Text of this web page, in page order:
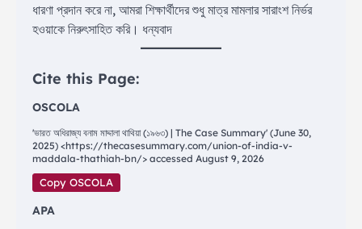
ধারণা প্রদান করে না, আমরা শিক্ষার্থীদের শুধু মাত্র মামলার সারাংশ নির্ভর
হওয়াকে নিরুৎসাহিত করি। ধন্যবাদ
Cite this Page:
OSCOLA
'ভারত অধিরাজ্য বনাম মাদ্দালা থাথিয়া (১৯৬৩) | The Case Summary' (June 30,
2025) <https://thecasesummary.com/union-of-india-v-
maddala-thathiah-bn/> accessed August 9, 2026
Copy OSCOLA
APA